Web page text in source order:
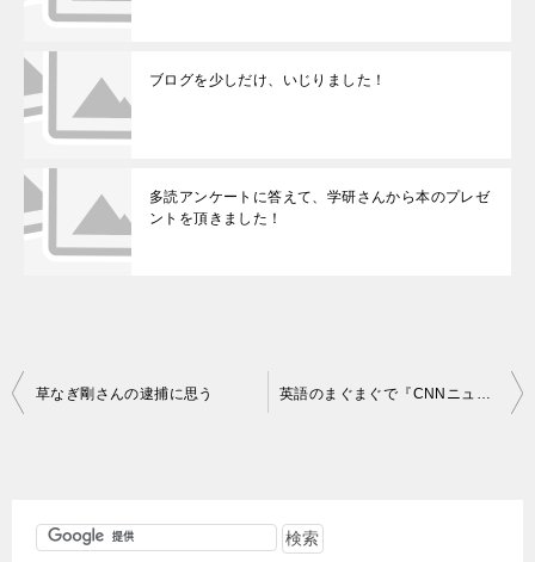
ブログを少しだけ、いじりました！
多読アンケートに答えて、学研さんから本のプレゼ
ントを頂きました！
投
草なぎ剛さんの逮捕に思う